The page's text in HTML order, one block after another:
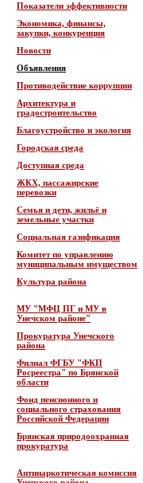
Показатели эффективности
Экономика, финансы,
закупки, конкуренция
Новости
Объявления
Противодействие коррупции
Архитектура и
градостроительство
Благоустройство и экология
Городская среда
Доступная среда
ЖКХ, пассажирские
перевозки
Семья и дети, жильё и
земельные участки
Социальная газификация
Комитет по управлению
муниципальным имуществом
Культура района
МУ "МФЦ ПГ и МУ в
Унечском районе"
Прокуратура Унечского
района
Филиал ФГБУ "ФКП
Росреестра" по Брянской
области
Фонд пенсионного и
социального страхования
Российской Федерации
Брянская природоохранная
прокуратура
Антинаркотическая комиссия